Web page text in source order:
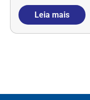
Leia mais